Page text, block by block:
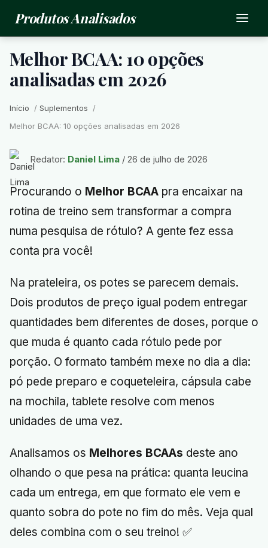
Produtos Analisados
Melhor BCAA: 10 opções
analisadas em 2026
Início
Suplementos
Melhor BCAA: 10 opções analisadas em 2026
Redator: Daniel Lima / 26 de julho de 2026
Procurando o Melhor BCAA pra encaixar na
rotina de treino sem transformar a compra
numa pesquisa de rótulo? A gente fez essa
conta pra você!
Na prateleira, os potes se parecem demais.
Dois produtos de preço igual podem entregar
quantidades bem diferentes de doses, porque o
que muda é quanto cada rótulo pede por
porção. O formato também mexe no dia a dia:
pó pede preparo e coqueteleira, cápsula cabe
na mochila, tablete resolve com menos
unidades de uma vez.
Analisamos os Melhores BCAAs deste ano
olhando o que pesa na prática: quanta leucina
cada um entrega, em que formato ele vem e
quanto sobra do pote no fim do mês. Veja qual
deles combina com o seu treino! ✅